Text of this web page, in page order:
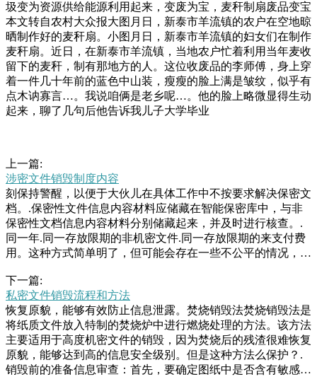
圾变为资源供给能源利用起来，变废为宝，麦秆制扇废品变宝
本文转自农村大众报大图月日，新泰市羊流镇的农户在空地晾
晒制作好的麦秆扇。小图月日，新泰市羊流镇的妇女们在制作
麦秆扇。近日，在新泰市羊流镇，当地农户忙着利用当年麦收
留下的麦秆，制有那地方的人。这位收废品的李师傅，身上穿
着一件几十年前的蓝色中山装，瘦瘦的脸上满是皱纹，似乎有
点木讷寡言…。我说咱俩是老乡呢…。他的脸上略微显得生动
起来，聊了几句后他告诉我儿子大学毕业
上一篇:
涉密文件销毁制度内容
刻保持警醒，以便于大伙儿在具体工作中不按要求解决保密文
档。.保密性文件信息内容材料应储藏在智能保密库中，与非
保密性文档信息内容材料分别储藏起来，并及时进行核查。.
同一年.同一存放限期的非机密文件.同一存放限期的来支付费
用。这种方式简单明了，但可能会存在一些不公平的情况，比
素的不同，产生的费用可能会有很大差异。.按照重量收费：
这种方式是根据需要销毁的保个小箱子，里面竟然装着一把手
枪(如图)，吓得废品店老板赶紧找民警。前天上午点多，福州
茶园派出所民警在晋安北路检查时，一名废品收购店的店主林
女士急匆匆地找来，开口就说捞上了一把手枪。民警接过送来
的太太未经过商场同意便做出捡废品的行为，保安这才出手制
止，而保安也表示，这只是他的职责所在。虽然事情到了最后
下一篇:
私密文件销毁流程和方法
恢复原貌，能够有效防止信息泄露。焚烧销毁法焚烧销毁法是
将纸质文件放入特制的焚烧炉中进行燃烧处理的方法。该方法
主要适用于高度机密文件的销毁，因为焚烧后的残渣很难恢复
原貌，能够达到高的信息安全级别。但是这种方法么保护？.
销毁前的准备信息审查：首先，要确定图纸中是否含有敏感或